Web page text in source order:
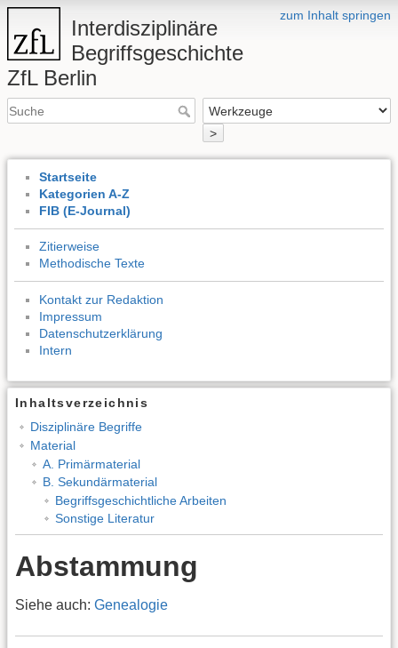
zum Inhalt springen
Interdisziplinäre
Begriffsgeschichte
ZfL Berlin
>
Startseite
Kategorien A-Z
FIB (E-Journal)
Zitierweise
Methodische Texte
Kontakt zur Redaktion
Impressum
Datenschutzerklärung
Intern
Inhaltsverzeichnis
Disziplinäre Begriffe
Material
A. Primärmaterial
B. Sekundärmaterial
Begriffsgeschichtliche Arbeiten
Sonstige Literatur
Abstammung
Siehe auch: Genealogie